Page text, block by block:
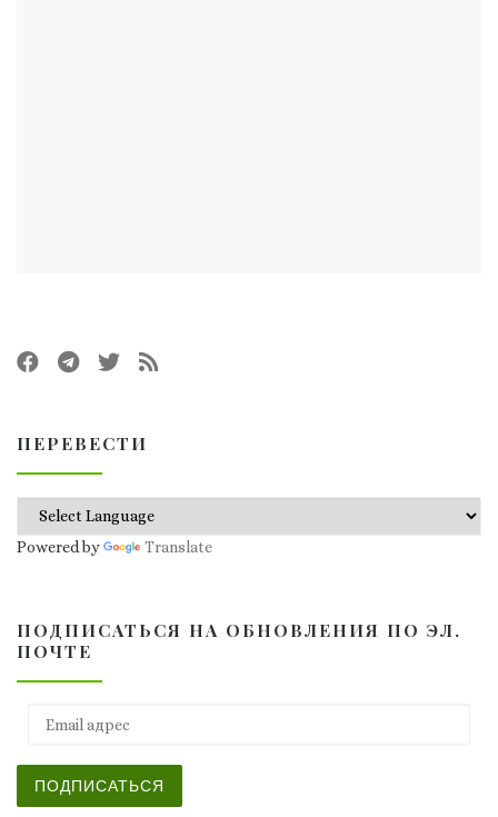
ПЕРЕВЕСТИ
Powered by Translate
ПОДПИСАТЬСЯ НА ОБНОВЛЕНИЯ ПО ЭЛ.
ПОЧТЕ
ПОДПИСАТЬСЯ